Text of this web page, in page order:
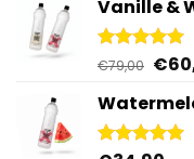
Vanille &
Bewertet
von 5
€79,00
war:
€